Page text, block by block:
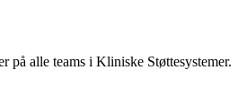
på alle teams i Kliniske Støttesystemer.